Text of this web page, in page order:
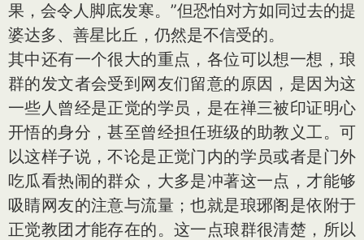
果，会令人脚底发寒。”但恐怕对方如同过去的提
婆达多、善星比丘，仍然是不信受的。
其中还有一个很大的重点，各位可以想一想，琅
群的发文者会受到网友们留意的原因，是因为这
一些人曾经是正觉的学员，是在禅三被印证明心
开悟的身分，甚至曾经担任班级的助教义工。可
以这样子说，不论是正觉门内的学员或者是门外
吃瓜看热闹的群众，大多是冲著这一点，才能够
吸睛网友的注意与流量；也就是琅琊阁是依附于
正觉教团才能存在的。这一点琅群很清楚，所以